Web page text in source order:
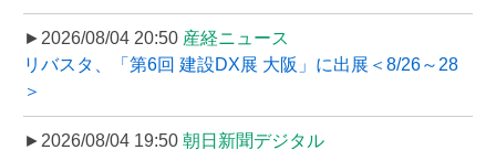
►2026/08/04 20:50 産経ニュース
リバスタ、「第6回 建設DX展 大阪」に出展＜8/26～28
＞
►2026/08/04 19:50 朝日新聞デジタル